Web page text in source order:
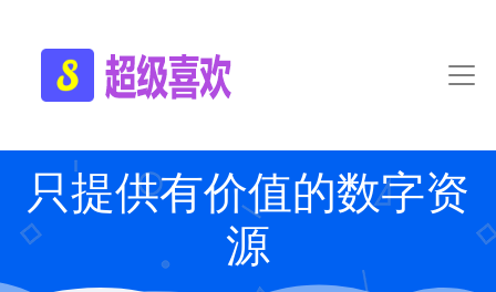
只提供有价值的数字资
源